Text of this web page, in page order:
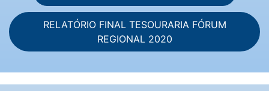
RELATÓRIO FINAL TESOURARIA FÓRUM
REGIONAL 2020